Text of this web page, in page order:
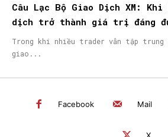
Câu Lạc Bộ Giao Dịch XM:
dịch trở thành giá trị đáng
Trong khi nhiều trader vẫn tập trung
giao...
Facebook Mail
X